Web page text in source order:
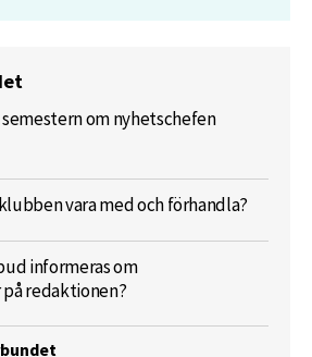
om nyhetschefen
vara med och förhandla?
informeras om
redaktionen?